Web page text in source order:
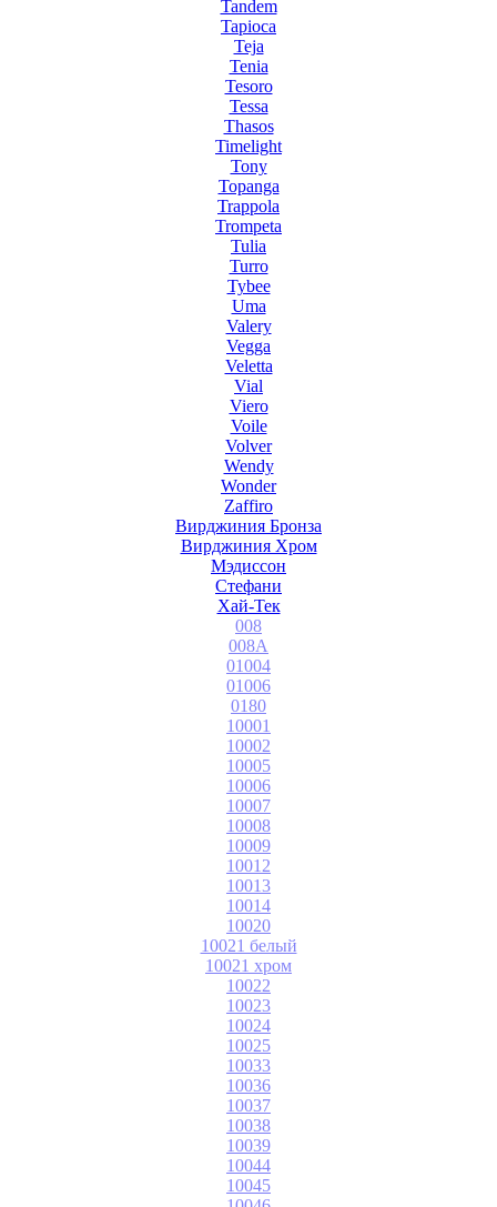
Tandem
Tapioca
Teja
Tenia
Tesoro
Tessa
Thasos
Timelight
Tony
Topanga
Trappola
Trompeta
Tulia
Turro
Tybee
Uma
Valery
Vegga
Veletta
Vial
Viero
Voile
Volver
Wendy
Wonder
Zaffiro
Вирджиния Бронза
Вирджиния Хром
Мэдиссон
Стефани
Хай-Тек
008
008A
01004
01006
0180
10001
10002
10005
10006
10007
10008
10009
10012
10013
10014
10020
10021 белый
10021 хром
10022
10023
10024
10025
10033
10036
10037
10038
10039
10044
10045